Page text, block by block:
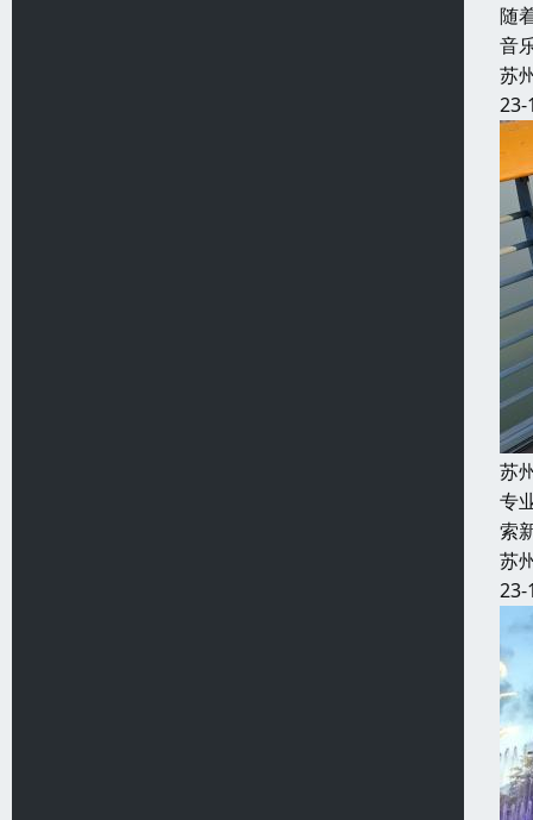
随
音
苏
23-
苏
专
索
苏
23-